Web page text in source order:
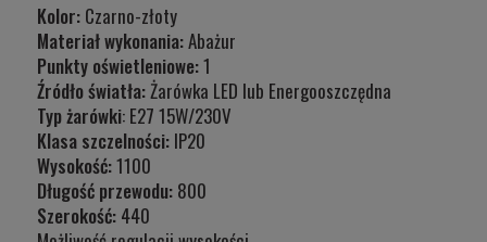
Kolor: Czarno-złoty
Materiał wykonania:Abażur
Punkty oświetleniowe:1
Źródło światła:Żarówka LED lub Energooszczędna
Typ żarówki: E27 15W/230V
Klasa szczelności: IP20
Wysokość:1100
Długość przewodu: 800
Szerokość: 440